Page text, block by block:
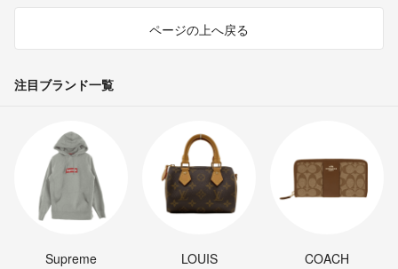
ページの上へ戻る
注目ブランド一覧
Supreme
LOUIS
COACH